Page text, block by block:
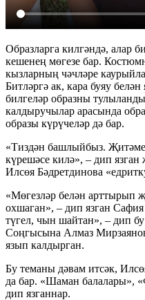
Образларга килгәндә, алар
кешенең мөгезе бар.
кызларның чәчләре
Битләргә ак, кара буяу
билгеләр образны
калдыручылар арасында
образы күрүчеләр дә бар.
«Тиздән башлыйбыз.
күрешәсе килә», – дип
Илсөя Бәдретдинова
«Мөгезләр белән арттырып
охшаган», – дип язган
түгел, чын шайтан», – дип
Соңгысына Алмаз
язып калдырган.
Бу теманы дәвам итсәк,
да бар. «Шаман балалары»,
дип язганнар.